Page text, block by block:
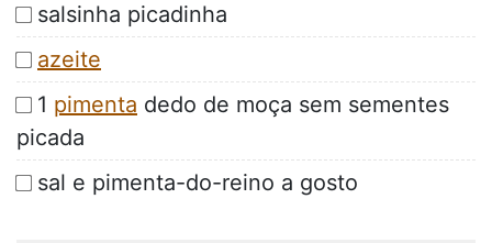
salsinha picadinha
azeite
1 pimenta dedo de moça sem sementes
picada
sal e pimenta-do-reino a gosto